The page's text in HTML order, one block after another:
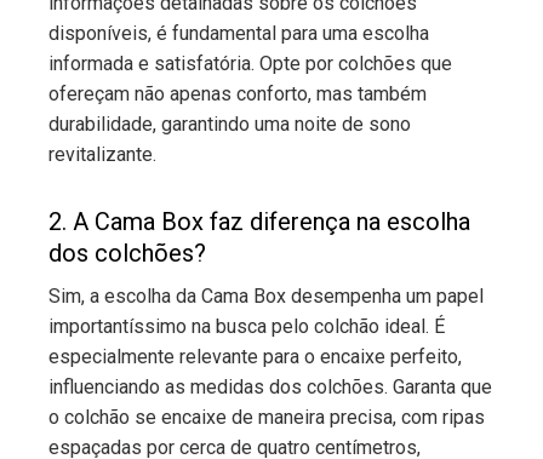
disponíveis, é fundamental para uma escolha
informada e satisfatória. Opte por colchões que
ofereçam não apenas conforto, mas também
durabilidade, garantindo uma noite de sono
revitalizante.
2. A Cama Box faz diferença na escolha
dos colchões?
Sim, a escolha da Cama Box desempenha um papel
importantíssimo na busca pelo colchão ideal. É
especialmente relevante para o encaixe perfeito,
influenciando as medidas dos colchões. Garanta que
o colchão se encaixe de maneira precisa, com ripas
espaçadas por cerca de quatro centímetros,